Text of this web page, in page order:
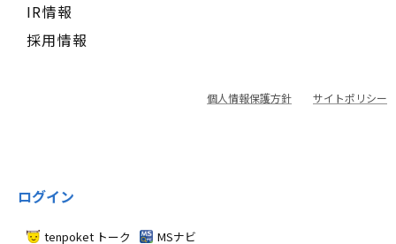
IR情報
採用情報
個人情報保護方針 サイトポリシー
ログイン
tenpoket トーク MSナビ